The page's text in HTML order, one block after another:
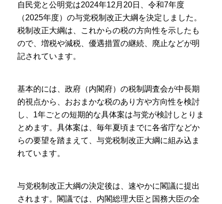
自民党と公明党は2024年12月20日、令和7年度
（2025年度）の与党税制改正大綱を決定しました。
税制改正大綱は、これからの税の方向性を示したも
ので、増税や減税、優遇措置の継続、廃止などが明
記されています。
基本的には、政府（内閣府）の税制調査会が中長期
的視点から、おおまかな税のあり方や方向性を検討
し、1年ごとの短期的な具体案は与党が検討しとりま
とめます。具体案は、毎年夏頃までに各省庁などか
らの要望を踏まえて、与党税制改正大綱に組み込ま
れています。
与党税制改正大綱の決定後は、速やかに閣議に提出
されます。閣議では、内閣総理大臣と国務大臣の全